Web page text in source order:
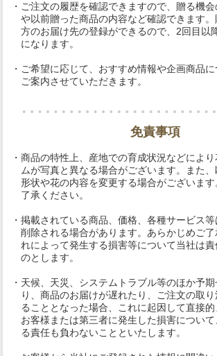
・ご注文の履歴を確認できますので、贈る機
や以前贈った商品の内容など確認できます
方のお届け先の登録ができるので、2回目以
になります。
・ご希望に応じて、おすすめ情報や企画商品
ご案内させていただきます。
免責事項
・商品の特性上、産地での育成状況などによ
ムが写真と異なる場合がございます。また
形状や花の内容を変更する場合がございま
了承ください。
・掲載されている商品、価格、各種サービス等
削除される場合があります。あらかじめご
れによって発生する損害等について当社は
のとします。
・天候、天災、システムトラブル等のほか予
り、商品のお届けが遅れたり、ご注文の取
ることとなった場合、これに起因して直接
お客様または第三者に発生した損害につい
る責任も負わないことといたします。